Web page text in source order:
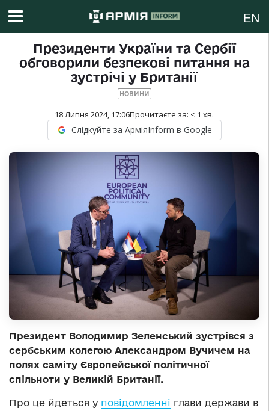
EN
Президенти України та Сербії
обговорили безпекові питання на
зустрічі у Британії
НОВИНИ
18 Липня 2024, 17:06Прочитаєте за: < 1 хв.
Слідкуйте за АрміяInform в Google
Президент Володимир Зеленський зустрівся з
сербським колегою Александром Вучичем на
полях саміту Європейської політичної
спільноти у Великій Британії.
Про це йдеться у повідомленні глави держави в